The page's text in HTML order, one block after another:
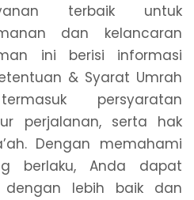
terbaik untuk
dan kelancaran
ini berisi informasi
& Syarat Umrah
persyaratan
perjalanan, serta hak
Dengan memahami
berlaku, Anda dapat
dengan lebih baik dan